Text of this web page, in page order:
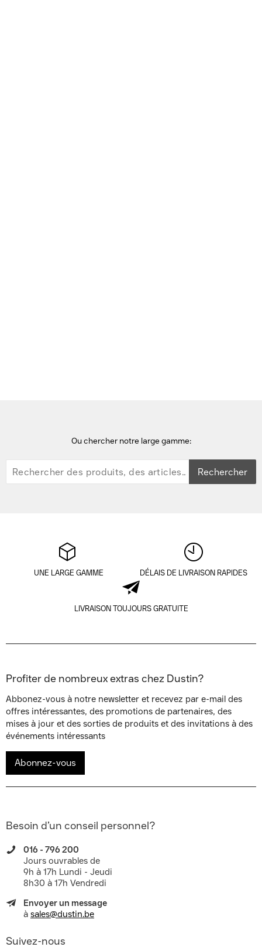
Ou chercher notre large gamme:
Rechercher
UNE LARGE GAMME DÉLAIS DE LIVRAISON RAPIDES
LIVRAISON TOUJOURS GRATUITE
Profiter de nombreux extras chez Dustin?
Abbonez-vous à notre newsletter et recevez par e-mail des
offres intéressantes, des promotions de partenaires, des
mises à jour et des sorties de produits et des invitations à des
événements intéressants
Abonnez-vous
Besoin d’un conseil personnel?
016 - 796 200
Jours ouvrables de
9h à 17h Lundi - Jeudi
8h30 à 17h Vendredi
Envoyer un message
à sales@dustin.be
Suivez-nous